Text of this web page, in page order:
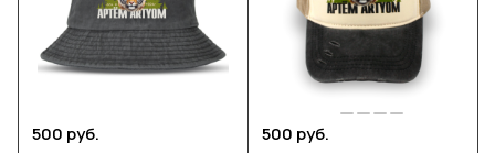
500 руб.
500 руб.